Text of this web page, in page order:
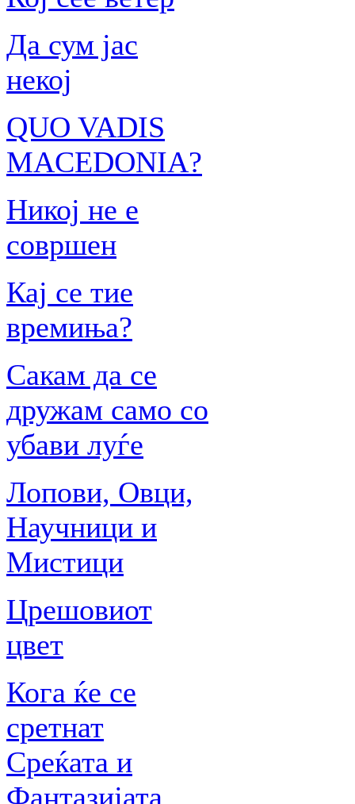
Да сум јас
некој
QUO VADIS
MACEDONIA?
Никој не е
совршен
Кај се тие
времиња?
Сакам да се
дружам само со
убави луѓе
Лопови, Овци,
Научници и
Мистици
Црешовиот
цвет
Кога ќе се
сретнат
Среќата и
Фантазијата